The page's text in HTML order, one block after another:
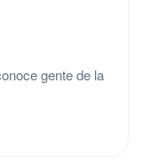
gente de la